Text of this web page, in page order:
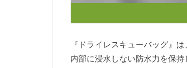
『ドライレスキューバッグ』
内部に浸水しない防水力を保